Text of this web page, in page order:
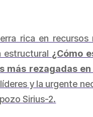
rica en
estructural ¿Cómo
más rezagadas
y la urgente
Sirius-2.